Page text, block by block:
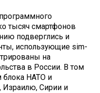
тысяч смартфонов
подверглись и
использующие sim-
на
в России. В том
блока НАТО и
Израилю, Сирии и